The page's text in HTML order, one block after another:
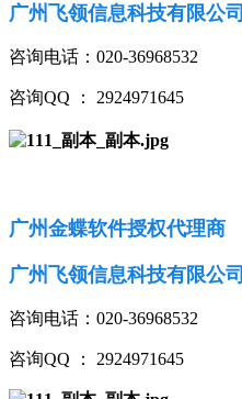
广州飞领信息科技有限公司
咨询电话：020-36968532
咨询QQ ： 2924971645
广州金蝶软件授权代理商
广州飞领信息科技有限公司
咨询电话：020-36968532
咨询QQ ： 2924971645